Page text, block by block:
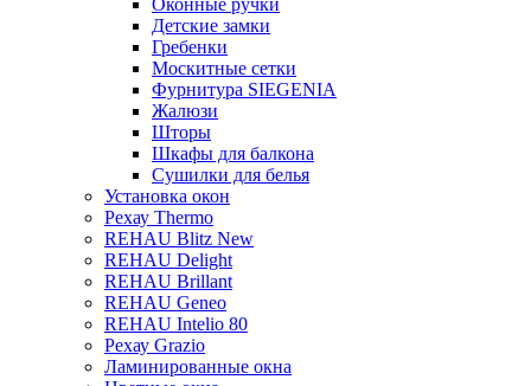
Детские замки
Гребенки
Москитные сетки
Фурнитура SIEGENIA
Жалюзи
Шторы
Шкафы для балкона
Сушилки для белья
Установка окон
Рехау Thermo
REHAU Blitz New
REHAU Delight
REHAU Brillant
REHAU Geneo
REHAU Intelio 80
Рехау Grazio
Ламинированные окна